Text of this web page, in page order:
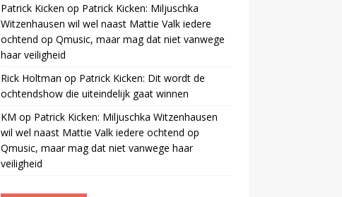
Patrick Kicken op Patrick Kicken: Miljuschka
Witzenhausen wil wel naast Mattie Valk iedere
ochtend op Qmusic, maar mag dat niet vanwege
haar veiligheid
Rick Holtman op Patrick Kicken: Dit wordt de
ochtendshow die uiteindelijk gaat winnen
KM op Patrick Kicken: Miljuschka Witzenhausen
wil wel naast Mattie Valk iedere ochtend op
Qmusic, maar mag dat niet vanwege haar
veiligheid